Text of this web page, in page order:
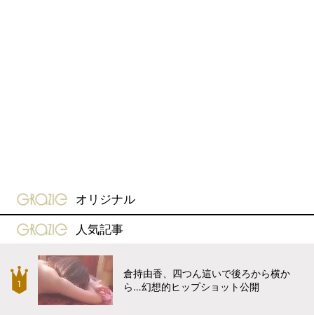
gravure-grazie
オリジナル
gravure-grazie
人気記事
倉持由香、四つん這いで後ろから横か
ら…幻想的ヒップショット公開